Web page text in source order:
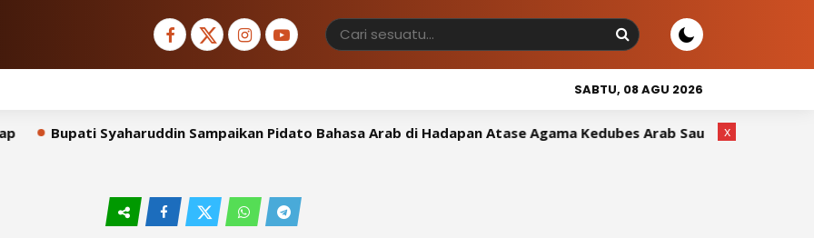
SABTU, 08 AGU 2026
Bupati Syaharuddin Sampaikan Pidato Bahasa Arab di Hadapan Atase Agama Kedubes Arab Saudi Wakil Bupati
x